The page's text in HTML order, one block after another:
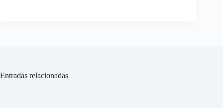
Entradas relacionadas